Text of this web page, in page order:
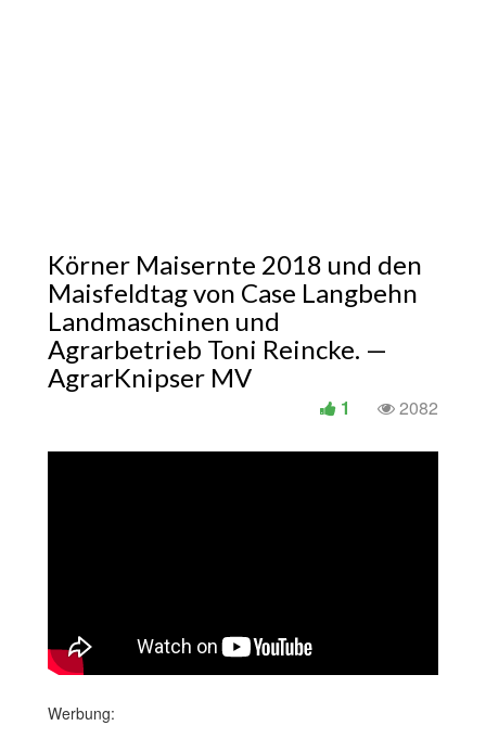
Körner Maisernte 2018 und den
Maisfeldtag von Case Langbehn
Landmaschinen und
Agrarbetrieb Toni Reincke. —
AgrarKnipser MV
2082
1
Werbung: